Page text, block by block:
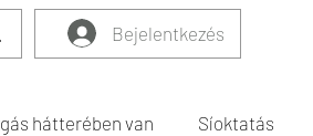
Bejelentkezés
hátterében van Síoktatás